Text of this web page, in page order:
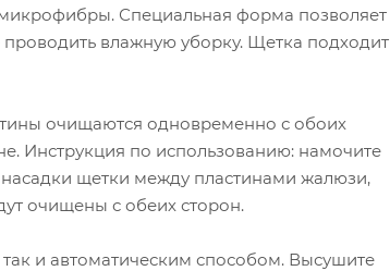
Специальная форма позволяет
влажную уборку. Щетка подходит
очищаются одновременно с обоих
Инструкция по использованию: намочите
щетки между пластинами жалюзи,
очищены с обеих сторон.
и автоматическим способом. Высушите